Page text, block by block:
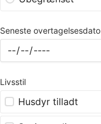
Seneste overtagelsesdato
Livsstil
Husdyr tilladt